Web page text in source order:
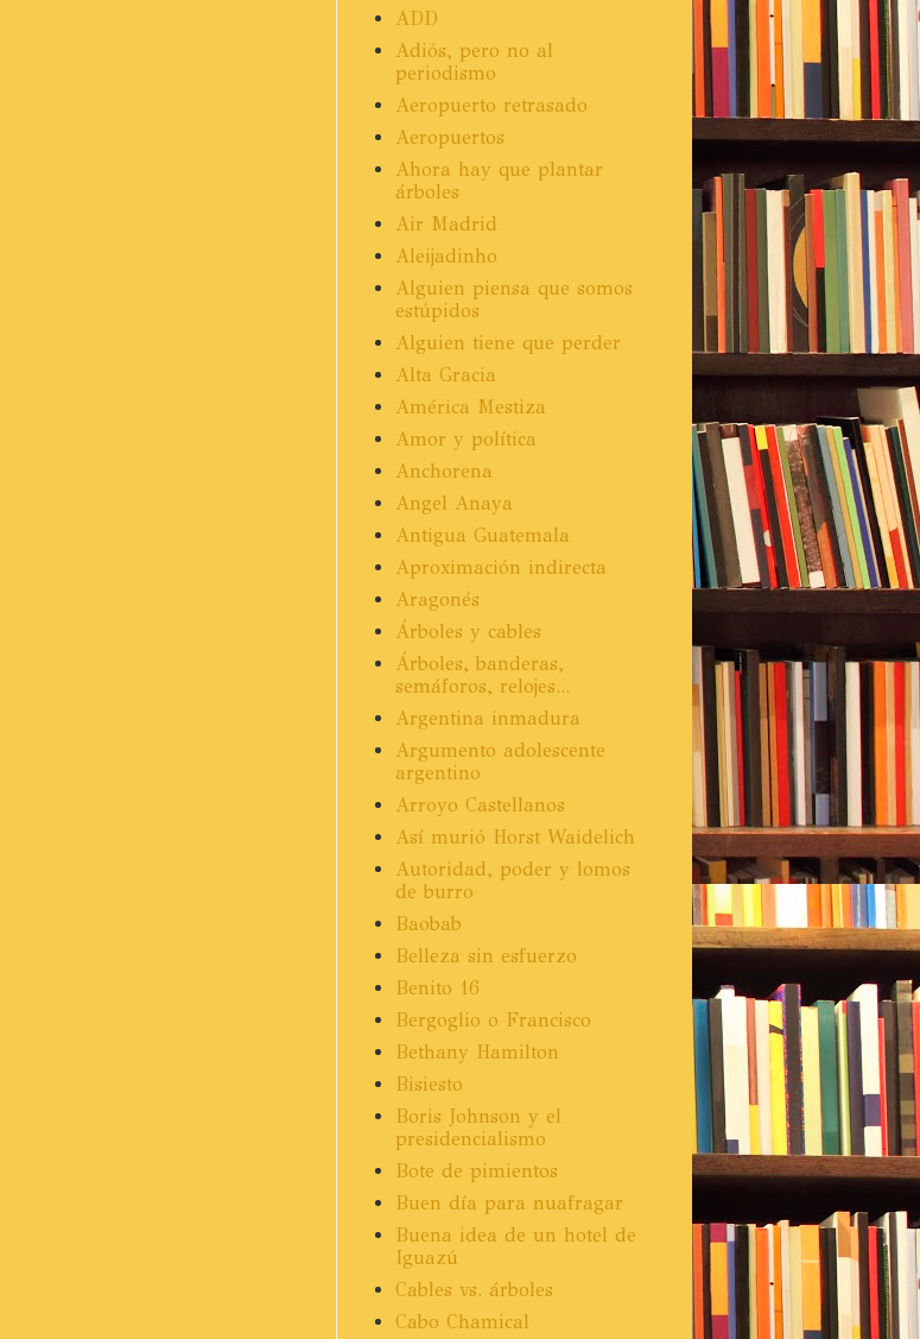
ADD
Adiós, pero no al
periodismo
Aeropuerto retrasado
Aeropuertos
Ahora hay que plantar
árboles
Air Madrid
Aleijadinho
Alguien piensa que somos
estúpidos
Alguien tiene que perder
Alta Gracia
América Mestiza
Amor y política
Anchorena
Angel Anaya
Antigua Guatemala
Aproximación indirecta
Aragonés
Árboles y cables
Árboles, banderas,
semáforos, relojes...
Argentina inmadura
Argumento adolescente
argentino
Arroyo Castellanos
Así murió Horst Waidelich
Autoridad, poder y lomos
de burro
Baobab
Belleza sin esfuerzo
Benito 16
Bergoglio o Francisco
Bethany Hamilton
Bisiesto
Boris Johnson y el
presidencialismo
Bote de pimientos
Buen día para nuafragar
Buena idea de un hotel de
Iguazú
Cables vs. árboles
Cabo Chamical